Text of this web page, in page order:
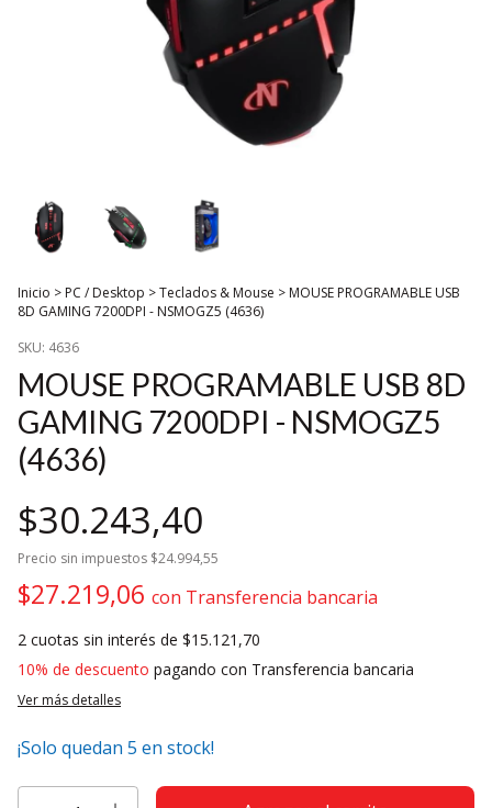
Inicio > PC / Desktop >Teclados & Mouse > MOUSE PROGRAMABLE USB
8D GAMING 7200DPI - NSMOGZ5 (4636)
SKU: 4636
MOUSE PROGRAMABLE USB 8D
GAMING 7200DPI - NSMOGZ5
(4636)
$30.243,40
Precio sin impuestos $24.994,55
$27.219,06 con Transferencia bancaria
2 cuotas sin interés de $15.121,70
10% de descuento pagando con Transferencia bancaria
Ver más detalles
¡Solo quedan 5 en stock!